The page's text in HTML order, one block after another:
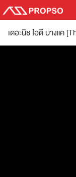
เดอะนิช ไอดี บางแค